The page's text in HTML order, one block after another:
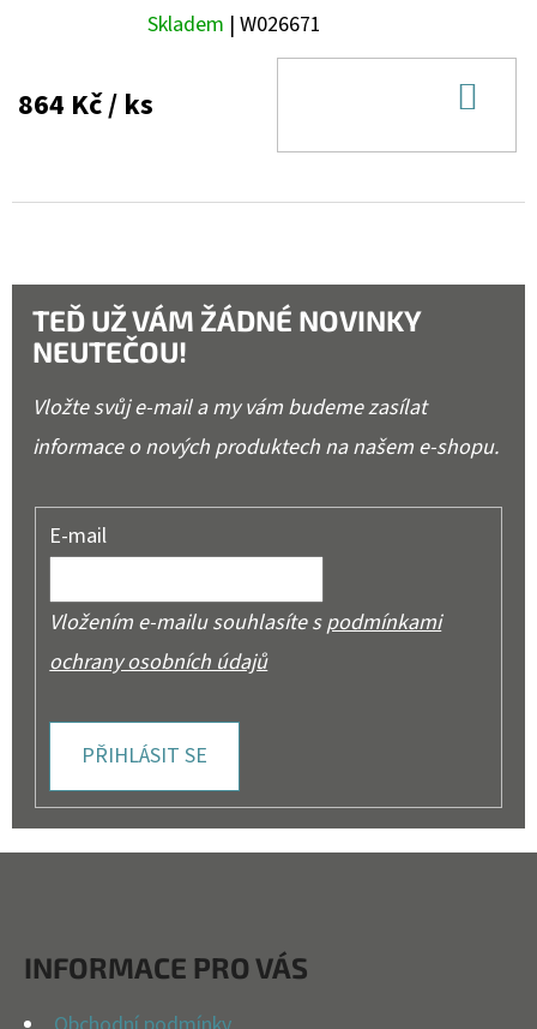
Skladem | W026671
864 Kč/ ks
TEĎ UŽ VÁM ŽÁDNÉ NOVINKY
NEUTEČOU!
Vložte svůj e-mail a my vám budeme zasílat
informace o nových produktech na našem e-shopu.
E-mail
Vložením e-mailu souhlasíte spodmínkami
ochrany osobních údajů
PŘIHLÁSIT SE
INFORMACE PRO VÁS